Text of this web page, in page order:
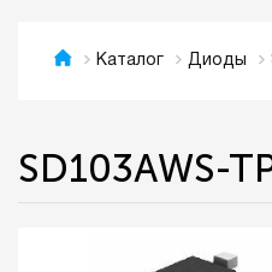
Каталог Диоды
SD103AWS-